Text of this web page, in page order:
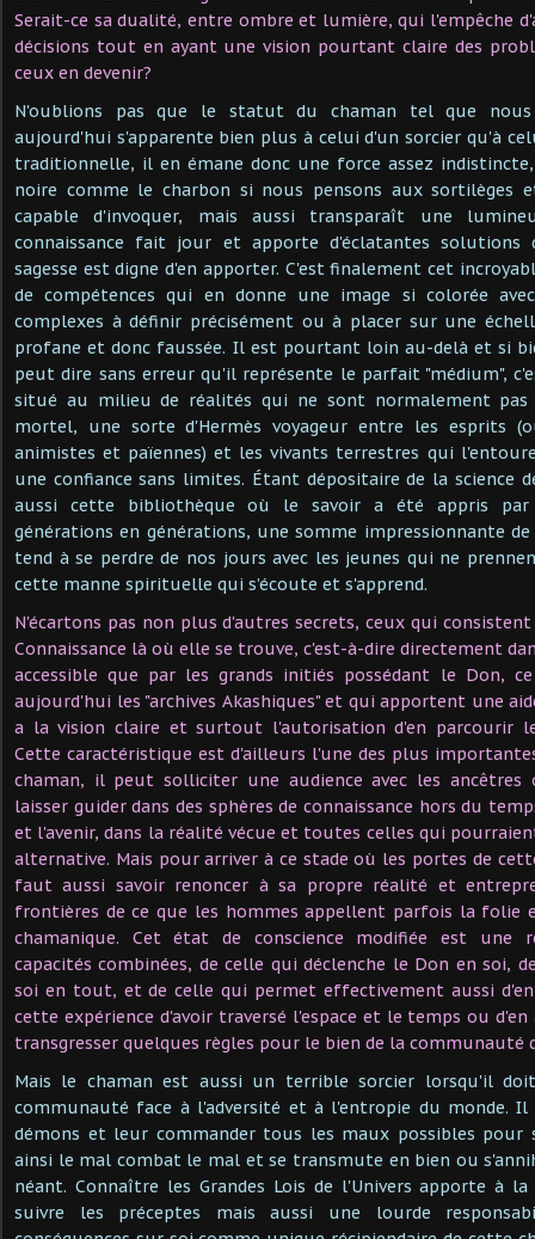
Serait-ce sa dualité, entre ombre et lumière, qui l'empêche
décisions tout en ayant une vision pourtant claire des
ceux en devenir?
N'oublions pas que le statut du chaman tel que nous
aujourd'hui s'apparente bien plus à celui d'un sorcier qu'à
traditionnelle, il en émane donc une force assez
noire comme le charbon si nous pensons aux sortilèges
capable d'invoquer, mais aussi transparaît une
connaissance fait jour et apporte d'éclatantes solutions
sagesse est digne d'en apporter. C'est finalement cet
de compétences qui en donne une image si colorée
complexes à définir précisément ou à placer sur une
profane et donc faussée. Il est pourtant loin au-delà et si
peut dire sans erreur qu'il représente le parfait "médium",
situé au milieu de réalités qui ne sont normalement pas
mortel, une sorte d'Hermès voyageur entre les esprits
animistes et païennes) et les vivants terrestres qui
une confiance sans limites. Étant dépositaire de la science
aussi cette bibliothèque où le savoir a été appris par
générations en générations, une somme impressionnante de
tend à se perdre de nos jours avec les jeunes qui ne
cette manne spirituelle qui s’écoute et s'apprend.
N'écartons pas non plus d'autres secrets, ceux qui
Connaissance là où elle se trouve, c'est-à-dire directement
accessible que par les grands initiés possédant le Don,
aujourd'hui les "archives Akashiques" et qui apportent une
a la vision claire et surtout l'autorisation d'en parcourir
Cette caractéristique est d'ailleurs l'une des plus
chaman, il peut solliciter une audience avec les ancêtres
laisser guider dans des sphères de connaissance hors du
et l'avenir, dans la réalité vécue et toutes celles qui
alternative. Mais pour arriver à ce stade où les portes de
faut aussi savoir renoncer à sa propre réalité et
frontières de ce que les hommes appellent parfois la folie
chamanique. Cet état de conscience modifiée est une
capacités combinées, de celle qui déclenche le Don en soi,
soi en tout, et de celle qui permet effectivement aussi d'en
cette expérience d'avoir traversé l'espace et le temps ou
transgresser quelques règles pour le bien de la communauté
Mais le chaman est aussi un terrible sorcier lorsqu'il
communauté face à l'adversité et à l'entropie du monde.
démons et leur commander tous les maux possibles pour
ainsi le mal combat le mal et se transmute en bien ou
néant. Connaître les Grandes Lois de l'Univers apporte à
suivre les préceptes mais aussi une lourde